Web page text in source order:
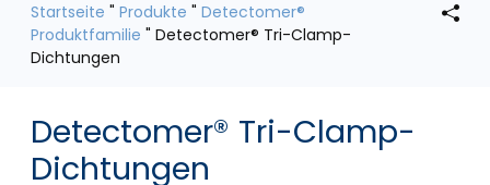
Startseite " Produkte " Detectomer®
Produktfamilie " Detectomer® Tri-Clamp-
Dichtungen
Detectomer® Tri-Clamp-
Dichtungen